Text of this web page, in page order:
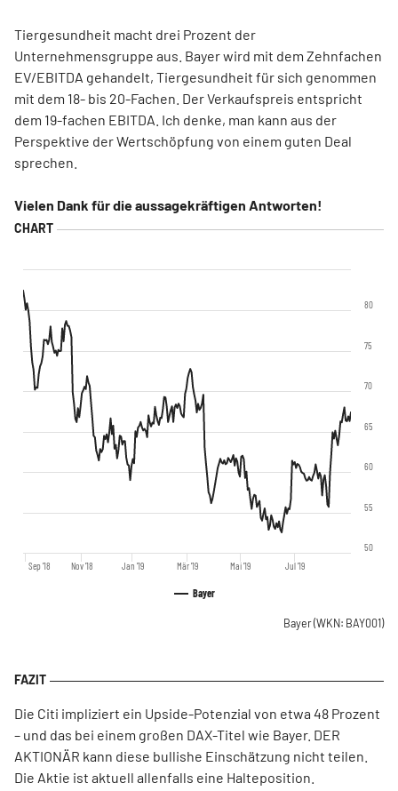
Tiergesundheit macht drei Prozent der
Unternehmensgruppe aus. Bayer wird mit dem Zehnfachen
EV/EBITDA gehandelt, Tiergesundheit für sich genommen
mit dem 18- bis 20-Fachen. Der Verkaufspreis entspricht
dem 19-fachen EBITDA. Ich denke, man kann aus der
Perspektive der Wertschöpfung von einem guten Deal
sprechen.
Vielen Dank für die aussagekräftigen Antworten!
Bayer
Sep '18 Nov '18 Jan '19 Mär '19 Mai '19 Jul '19
50
55
60
65
70
75
80
Bayer(WKN: BAY001)
Die Citi impliziert ein Upside-Potenzial von etwa 48 Prozent
– und das bei einem großen DAX-Titel wie Bayer. DER
AKTIONÄR kann diese bullishe Einschätzung nicht teilen.
Die Aktie ist aktuell allenfalls eine Halteposition.